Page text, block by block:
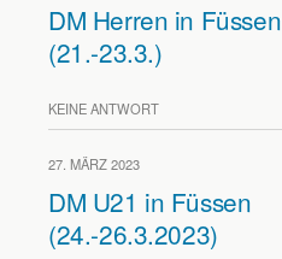
DM Herren in Füssen
(21.-23.3.)
KEINE ANTWORT
27. MÄRZ 2023
DM U21 in Füssen
(24.-26.3.2023)